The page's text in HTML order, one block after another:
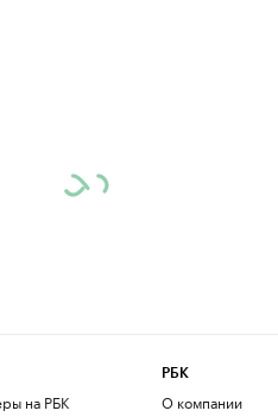
на РБК
РБК
О компании